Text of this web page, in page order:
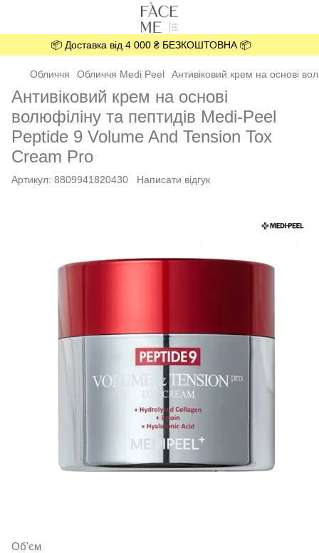
📦 Доставка від 4 000 ₴ БЕЗКОШТОВНА 📦
Обличчя Обличчя Medi Peel Антивіковий крем на основі
Антивіковий крем на основі
волюфіліну та пептидів Medi-Peel
Peptide 9 Volume And Tension Tox
Cream Pro
Артикул: 8809941820430 Написати відгук
Об'єм